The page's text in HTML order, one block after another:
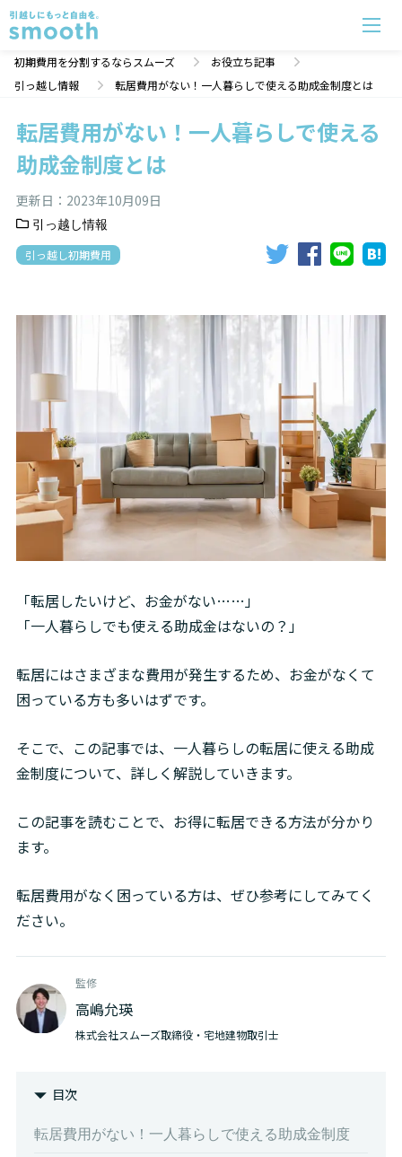
初期費用を分割するならスムーズ
お役立ち記事
引っ越し情報
転居費用がない！一人暮らしで使える助成金制度とは
転居費用がない！一人暮らしで使える
助成金制度とは
更新日： 2023年10月09日
引っ越し情報
引っ越し初期費用
「転居したいけど、お金がない……」
「一人暮らしでも使える助成金はないの？」
転居にはさまざまな費用が発生するため、お金がなくて
困っている方も多いはずです。
そこで、この記事では、一人暮らしの転居に使える助成
金制度について、詳しく解説していきます。
この記事を読むことで、お得に転居できる方法が分かり
ます。
転居費用がなく困っている方は、ぜひ参考にしてみてく
ださい。
監修
高嶋允瑛
株式会社スムーズ取締役・宅地建物取引士
目次
転居費用がない！一人暮らしで使える助成金制度